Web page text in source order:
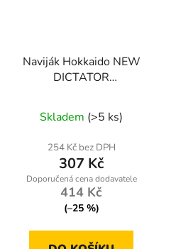
Naviják Hokkaido NEW
DICTATOR
hodnocení
produktu
je
5,0
z
hvězdiček.
Skladem (>5 ks)
254 Kč bez DPH
307 Kč
414 Kč
(–25 %)